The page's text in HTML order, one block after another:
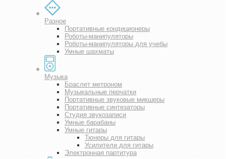
Разное
Портативные кондиционеры
Роботы-манипуляторы
Роботы-манипуляторы для учебы
Умные шахматы
Музыка
Браслет метроном
Музыкальные перчатки
Портативные звуковые микшеры
Портативные синтезаторы
Студия звукозаписи
Умные барабаны
Умные гитары
Тюнеры для гитары
Усилители для гитары
Электронная партитура